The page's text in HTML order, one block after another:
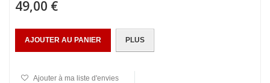
49,00 €
AJOUTER AU PANIER PLUS
Ajouter à ma liste d'envies